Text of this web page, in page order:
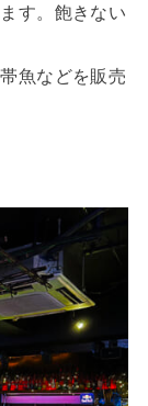
す。飽きない
魚などを販売